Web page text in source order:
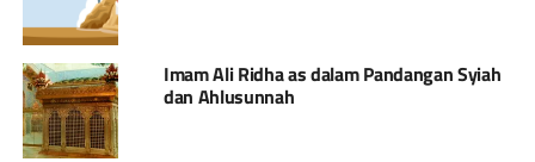
Imam Ali Ridha as dalam Pandangan Syiah
dan Ahlusunnah